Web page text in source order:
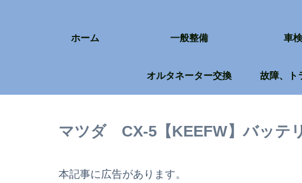
ホーム 一般整備 車検
オルタネーター交換 故障、ト
マツダ CX-5【KEEFW】バッテ
本記事に広告があります。